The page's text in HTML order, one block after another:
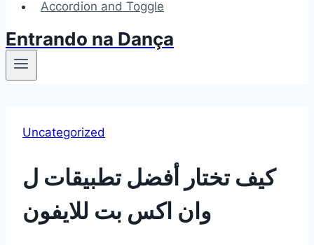
Accordion and Toggle
Entrando na Dança
Uncategorized
كيف تختار أفضل تطبيقات ل
وان اكس بت للايفون